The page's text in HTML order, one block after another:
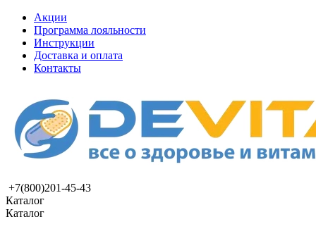
Акции
Программа лояльности
Инструкции
Доставка и оплата
Контакты
+7(800)201-45-43
Каталог
Каталог